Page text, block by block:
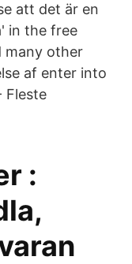
att det är en
in the free
many other
af enter into
Fleste
: